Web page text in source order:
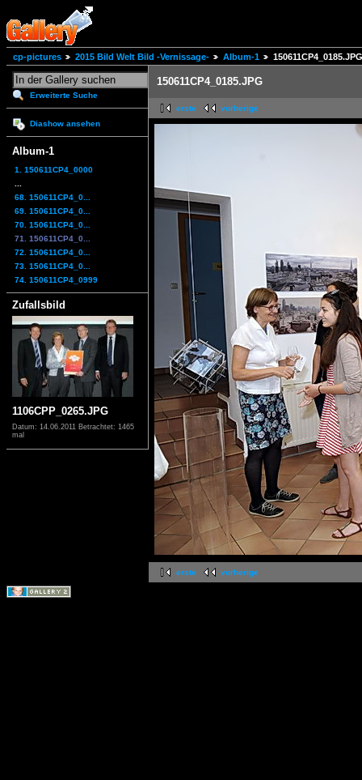
cp-pictures 2015 Bild Welt Bild -Vernissage- Album-1 150611CP4_0185.JPG
Erweiterte Suche
Diashow ansehen
Album-1
1. 150611CP4_0000
68. 150611CP4_0...
69. 150611CP4_0...
70. 150611CP4_0...
71. 150611CP4_0...
72. 150611CP4_0...
73. 150611CP4_0...
74. 150611CP4_0999
Zufallsbild
1106CPP_0265.JPG
Datum: 14.06.2011 Betrachtet: 1465
mal
150611CP4_0185.JPG
erste vorherige
erste vorherige